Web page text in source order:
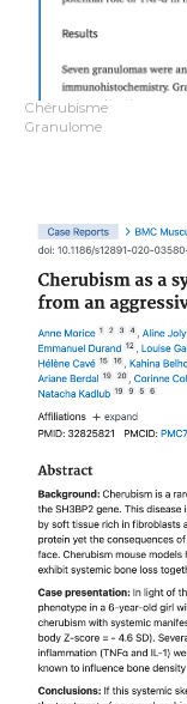
Chérubisme
Granulome